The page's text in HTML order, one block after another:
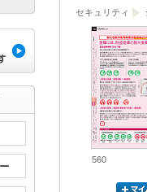
セキュリティ
560